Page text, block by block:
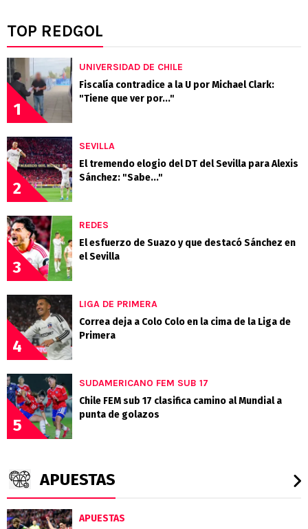
TOP REDGOL
1
UNIVERSIDAD DE CHILE
Fiscalía contradice a la U por Michael Clark:
"Tiene que ver por..."
2
SEVILLA
El tremendo elogio del DT del Sevilla para Alexis
Sánchez: "Sabe..."
3
REDES
El esfuerzo de Suazo y que destacó Sánchez en
el Sevilla
4
LIGA DE PRIMERA
Correa deja a Colo Colo en la cima de la Liga de
Primera
5
SUDAMERICANO FEM SUB 17
Chile FEM sub 17 clasifica camino al Mundial a
punta de golazos
APUESTAS
APUESTAS